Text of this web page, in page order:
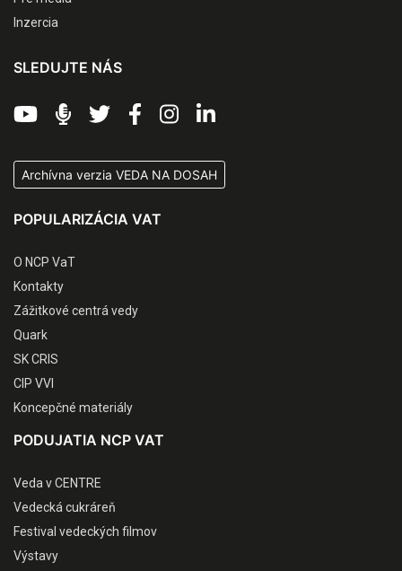
Inzercia
SLEDUJTE NÁS
Archívna verzia VEDA NA DOSAH
POPULARIZÁCIA VAT
O NCP VaT
Kontakty
Zážitkové centrá vedy
Quark
SK CRIS
CIP VVI
Koncepčné materiály
PODUJATIA NCP VAT
Veda v CENTRE
Vedecká cukráreň
Festival vedeckých filmov
Výstavy